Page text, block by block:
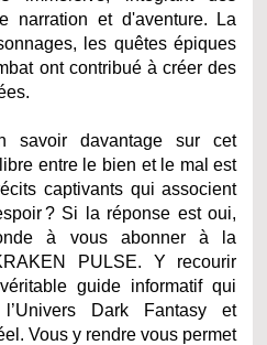
narration et d'aventure. La
les quêtes épiques
ont contribué à créer des
savoir davantage sur cet
entre le bien et le mal est
captivants qui associent
? Si la réponse est oui,
à vous abonner à la
PULSE. Y recourir
guide informatif qui
Dark Fantasy et
Vous y rendre vous permet